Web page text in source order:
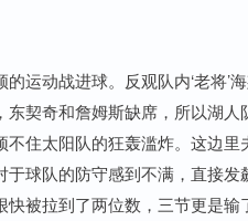
运动战进球。反观队内‘老将
契奇和詹姆斯缺席，所以湖
住太阳队的狂轰滥炸。这边
球队的防守感到不满，直接
被拉到了两位数，三节更是输